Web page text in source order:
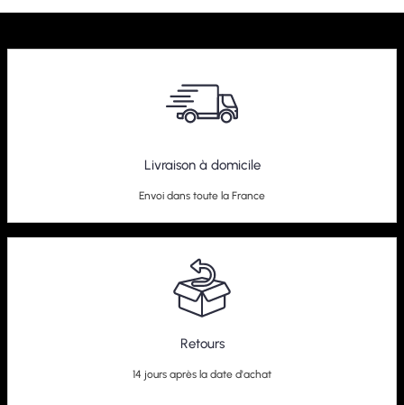
Livraison à domicile
Envoi dans toute la France
Retours
14 jours après la date d'achat